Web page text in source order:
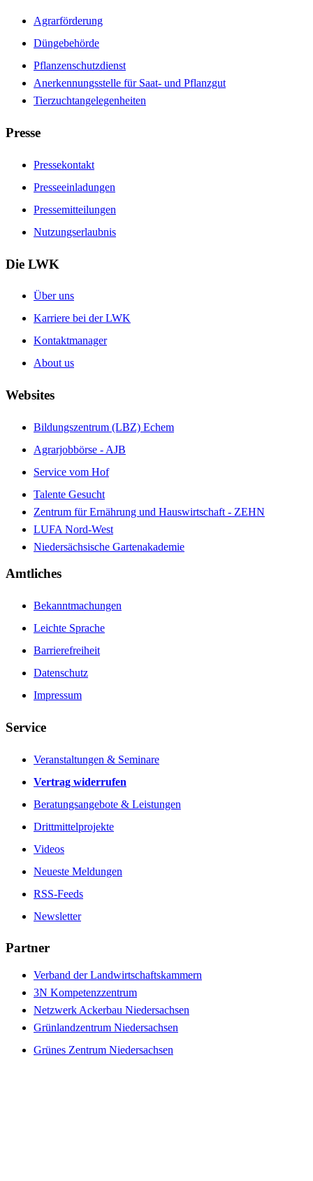
Agrarförderung
Düngebehörde
Pflanzenschutzdienst
Anerkennungsstelle für Saat- und Pflanzgut
Tierzuchtangelegenheiten
Presse
Pressekontakt
Presseeinladungen
Pressemitteilungen
Nutzungserlaubnis
Die LWK
Über uns
Karriere bei der LWK
Kontaktmanager
About us
Websites
Bildungszentrum (LBZ) Echem
Agrarjobbörse - AJB
Service vom Hof
Talente Gesucht
Zentrum für Ernährung und Hauswirtschaft - ZEHN
LUFA Nord-West
Niedersächsische Gartenakademie
Amtliches
Bekanntmachungen
Leichte Sprache
Barrierefreiheit
Datenschutz
Impressum
Service
Veranstaltungen & Seminare
Vertrag widerrufen
Beratungsangebote & Leistungen
Drittmittelprojekte
Videos
Neueste Meldungen
RSS-Feeds
Newsletter
Partner
Verband der Landwirtschaftskammern
3N Kompetenzzentrum
Netzwerk Ackerbau Niedersachsen
Grünlandzentrum Niedersachsen
Grünes Zentrum Niedersachsen